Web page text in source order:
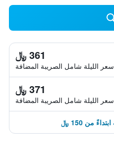
361 ﷼
سعر الليلة شامل الصريبة المضافة
371 ﷼
سعر الليلة شامل الصريبة المضافة